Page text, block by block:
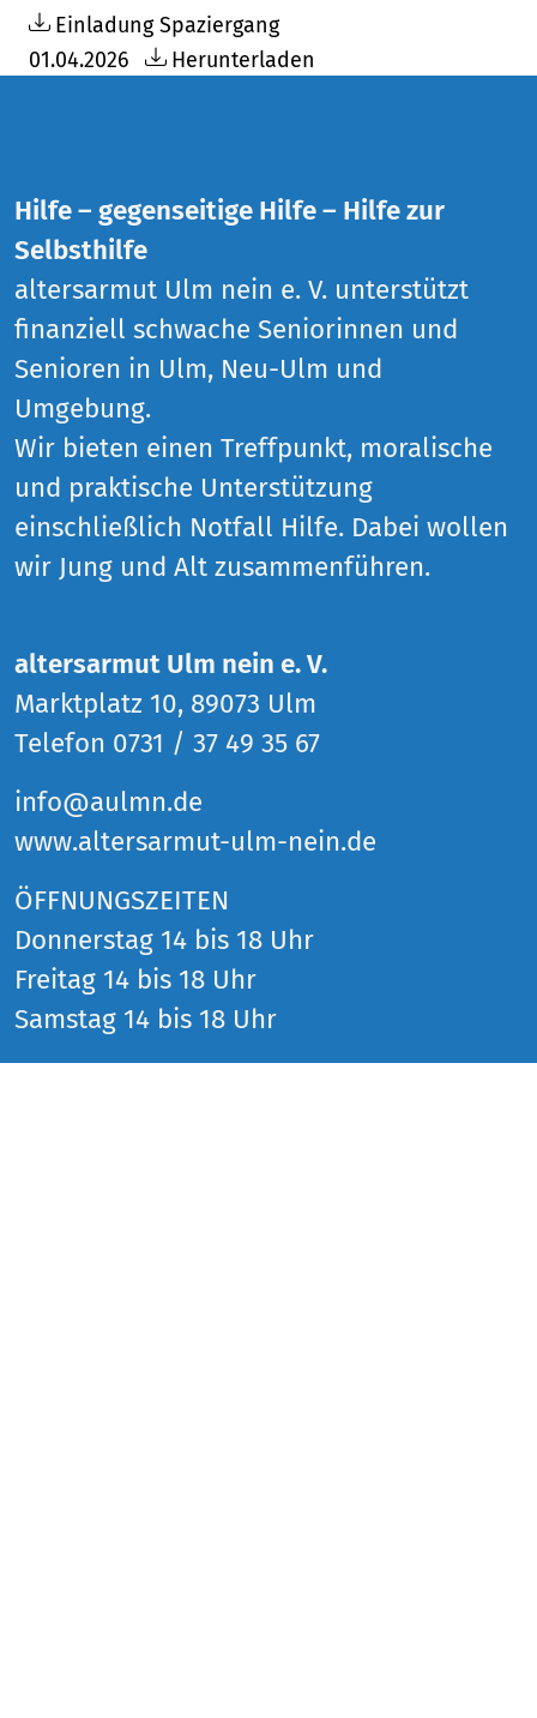
Einladung Spaziergang
01.04.2026
Herunterladen
Hilfe – gegenseitige Hilfe – Hilfe zur
Selbsthilfe
altersarmut Ulm nein e. V. unterstützt
finanziell schwache Seniorinnen und
Senioren in Ulm, Neu-Ulm und
Umgebung.
Wir bieten einen Treffpunkt, moralische
und praktische Unterstützung
einschließlich Notfall Hilfe. Dabei wollen
wir Jung und Alt zusammenführen.
altersarmut Ulm nein e. V.
Marktplatz 10, 89073 Ulm
Telefon 0731 / 37 49 35 67
info@aulmn.de
www.altersarmut-ulm-nein.de
ÖFFNUNGSZEITEN
Donnerstag 14 bis 18 Uhr
Freitag 14 bis 18 Uhr
Samstag 14 bis 18 Uhr